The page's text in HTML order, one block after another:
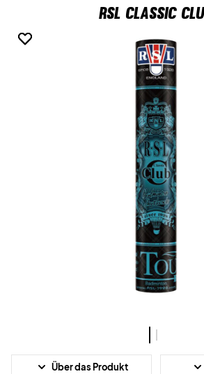
RSL Classic
Über das Produkt